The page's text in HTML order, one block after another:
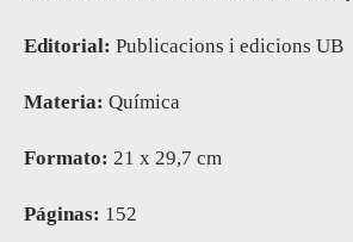
Editorial: Publicacions i edicions UB
Materia: Química
Formato: 21 x 29,7 cm
Páginas: 152